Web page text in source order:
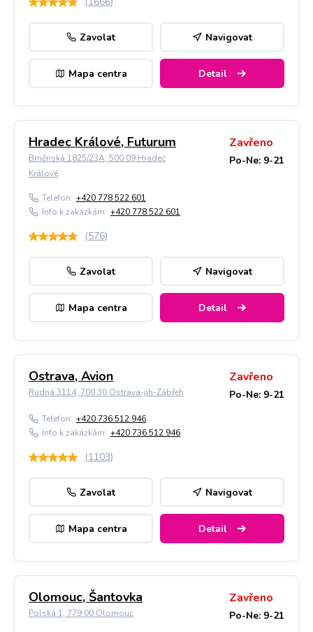
Zavolat Navigovat
Mapa centra Detail
Hradec Králové, Futurum
Brněnská 1825/23A, 500 09 Hradec
Králové
Zavřeno
Po-Ne: 9-21
Telefon: +420 778 522 601
Info k zakázkám: +420 778 522 601
(576)
Zavolat Navigovat
Mapa centra Detail
Ostrava, Avion
Rudná 3114, 700 30 Ostrava-jih-Zábřeh
Zavřeno
Po-Ne: 9-21
Telefon: +420 736 512 946
Info k zakázkám: +420 736 512 946
(1103)
Zavolat Navigovat
Mapa centra Detail
Olomouc, Šantovka
Polská 1, 779 00 Olomouc
Zavřeno
Po-Ne: 9-21